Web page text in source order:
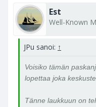
Est
Well-Known
JPu sanoi: ↑
Voisiko tämän
lopettaa joka
Tänne laukkuun on